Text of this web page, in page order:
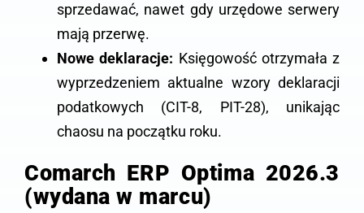
sprzedawać, nawet gdy urzędowe serwery
mają przerwę.
Nowe deklaracje: Księgowość otrzymała z
wyprzedzeniem aktualne wzory deklaracji
podatkowych (CIT-8, PIT-28), unikając
chaosu na początku roku.
Comarch ERP Optima 2026.3
(wydana w marcu)